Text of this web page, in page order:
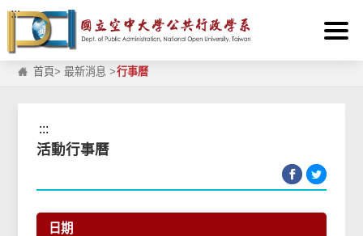
跳到主要內容區塊
:::
首頁>最新消息 >行事曆
:::
活動行事曆
日期